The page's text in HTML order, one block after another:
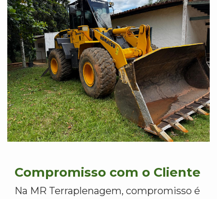
Compromisso com o Cliente
Na MR Terraplenagem, compromisso é